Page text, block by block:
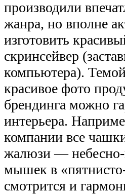
производили
жанра, но вполне
изготовить
скринсейвер
компьютера).
красивое фото
брендинга можно
интерьера.
компании все
жалюзи —
мышек в
смотрится и